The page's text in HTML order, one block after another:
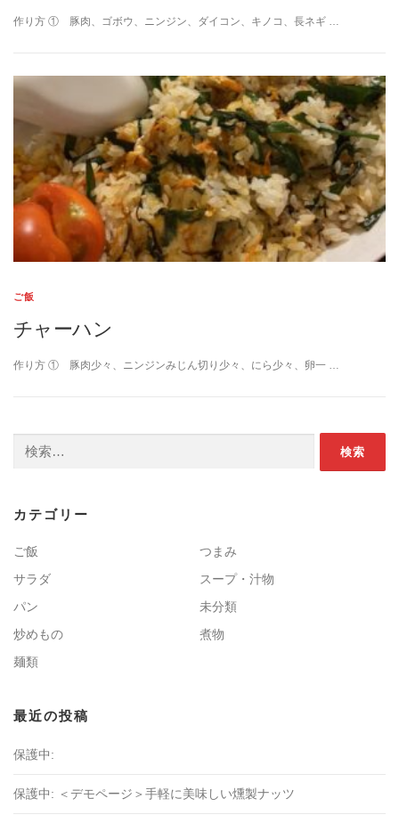
作り方 ① 豚肉、ゴボウ、ニンジン、ダイコン、キノコ、長ネギ …
ご飯
チャーハン
作り方 ① 豚肉少々、ニンジンみじん切り少々、にら少々、卵一 …
カテゴリー
ご飯
つまみ
サラダ
スープ・汁物
パン
未分類
炒めもの
煮物
麺類
最近の投稿
保護中:
保護中: ＜デモページ＞手軽に美味しい燻製ナッツ